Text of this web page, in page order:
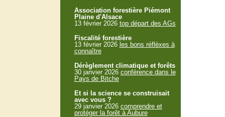
Association forestière Piémont
Plaine d'Alsace
13 février 2026 top départ des AGs
Fiscalité forestière
13 février 2026 les bons réflèxes à
connaître
Dérèglement climatique et forêts
30 janvier 2026 conférence dans le
Pays de Bitche
Et si la science se construisait
avec vous ?
29 janvier 2026 comprendre et
protéger la forêt à Aubure